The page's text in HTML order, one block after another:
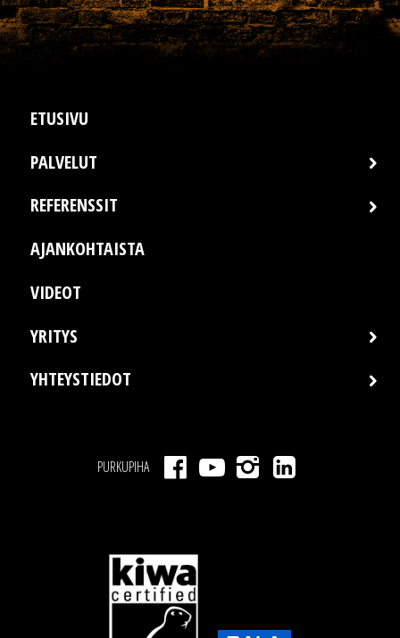
ETUSIVU
PALVELUT
REFERENSSIT
AJANKOHTAISTA
VIDEOT
YRITYS
YHTEYSTIEDOT
PURKUPIHA